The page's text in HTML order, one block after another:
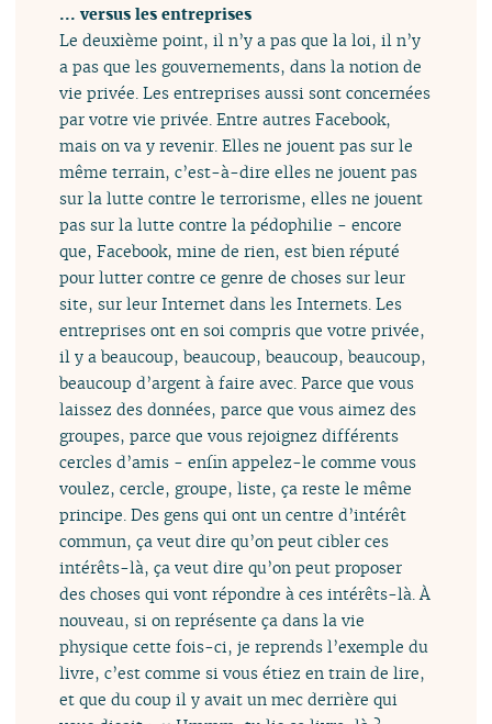
... versus les entreprises
Le deuxième point, il n’y a pas que la loi, il n’y
a pas que les gouvernements, dans la notion de
vie privée. Les entreprises aussi sont concernées
par votre vie privée. Entre autres Facebook,
mais on va y revenir. Elles ne jouent pas sur le
même terrain, c’est-à-dire elles ne jouent pas
sur la lutte contre le terrorisme, elles ne jouent
pas sur la lutte contre la pédophilie - encore
que, Facebook, mine de rien, est bien réputé
pour lutter contre ce genre de choses sur leur
site, sur leur Internet dans les Internets. Les
entreprises ont en soi compris que votre privée,
il y a beaucoup, beaucoup, beaucoup, beaucoup,
beaucoup d’argent à faire avec. Parce que vous
laissez des données, parce que vous aimez des
groupes, parce que vous rejoignez différents
cercles d’amis - enfin appelez-le comme vous
voulez, cercle, groupe, liste, ça reste le même
principe. Des gens qui ont un centre d’intérêt
commun, ça veut dire qu’on peut cibler ces
intérêts-là, ça veut dire qu’on peut proposer
des choses qui vont répondre à ces intérêts-là. À
nouveau, si on représente ça dans la vie
physique cette fois-ci, je reprends l’exemple du
livre, c’est comme si vous étiez en train de lire,
et que du coup il y avait un mec derrière qui